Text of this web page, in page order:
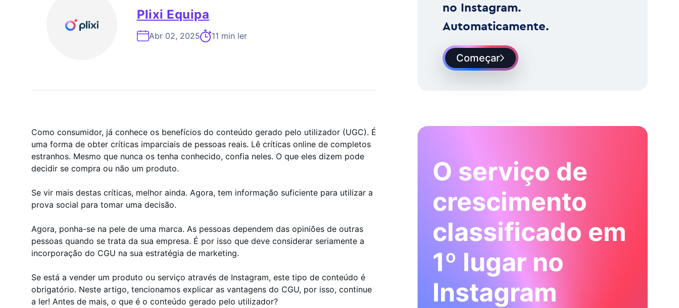
Plixi Equipa
Abr 02, 2025 11 min ler
no Instagram.
Automaticamente.
Começar
Como consumidor, já conhece os benefícios do conteúdo gerado pelo utilizador (UGC). É
uma forma de obter críticas imparciais de pessoas reais. Lê críticas online de completos
estranhos. Mesmo que nunca os tenha conhecido, confia neles. O que eles dizem pode
decidir se compra ou não um produto.
Se vir mais destas críticas, melhor ainda. Agora, tem informação suficiente para utilizar a
prova social para tomar uma decisão.
Agora, ponha-se na pele de uma marca. As pessoas dependem das opiniões de outras
pessoas quando se trata da sua empresa. É por isso que deve considerar seriamente a
incorporação do CGU na sua estratégia de marketing.
Se está a vender um produto ou serviço através de Instagram, este tipo de conteúdo é
obrigatório. Neste artigo, tencionamos explicar as vantagens do CGU, por isso, continue
a ler! Antes de mais, o que é o conteúdo gerado pelo utilizador?
O serviço de
crescimento
classificado em
1º lugar no
Instagram